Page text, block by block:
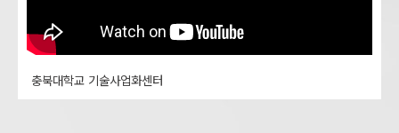
충북대학교 기술사업화센터